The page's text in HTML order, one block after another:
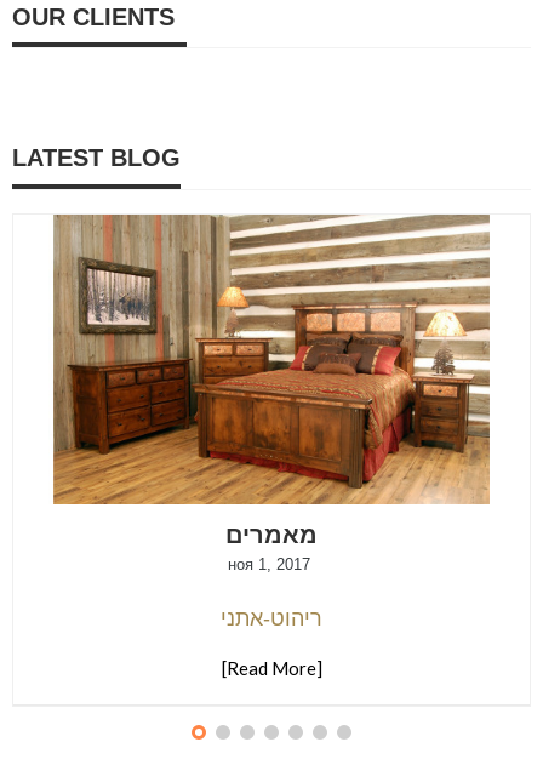
OUR CLIENTS
LATEST BLOG
מאמרים
ноя 1, 2017
ריהוט-אתני
[Read More]